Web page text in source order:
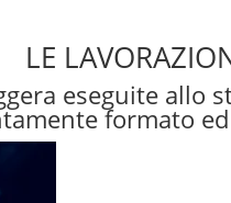
LE
eseguite allo
formato